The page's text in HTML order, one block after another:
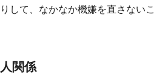
して、なかなか機嫌を直さないこ
関係